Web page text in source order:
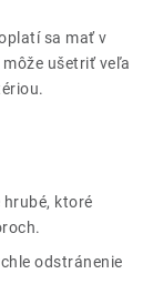
sa mať v
ušetriť veľa
ktoré
odstránenie